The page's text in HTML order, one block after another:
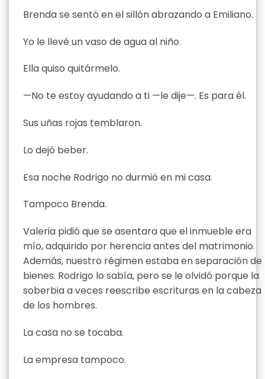
Brenda se sentó en el sillón abrazando a Emiliano.
Yo le llevé un vaso de agua al niño.
Ella quiso quitármelo.
—No te estoy ayudando a ti —le dije—. Es para él.
Sus uñas rojas temblaron.
Lo dejó beber.
Esa noche Rodrigo no durmió en mi casa.
Tampoco Brenda.
Valeria pidió que se asentara que el inmueble era
mío, adquirido por herencia antes del matrimonio.
Además, nuestro régimen estaba en separación de
bienes. Rodrigo lo sabía, pero se le olvidó porque la
soberbia a veces reescribe escrituras en la cabeza
de los hombres.
La casa no se tocaba.
La empresa tampoco.